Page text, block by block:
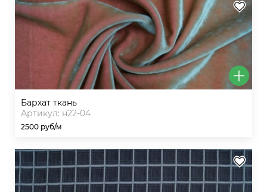
бархат ткань
Артикул: н22-04
2500 руб/м